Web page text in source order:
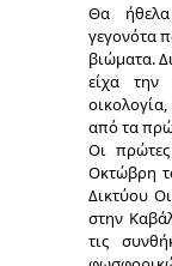
Θα
γεγονότα
βιώματα.
είχα την
από τα
Οι
Οκτώβρη
Δικτύου
στην
τις